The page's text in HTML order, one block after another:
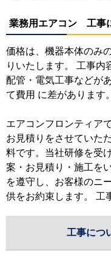
業務用エアコン 工事
価格は、機器本体のみ
りいたします。 工事内
配管・電気工事などが
て費用 に差があります。
エアコンフロンティア
お見積りをさせていた
料です。当社研修を受
案・お見積り・施工を
を遵守し、お客様のニ
供をお約束します。 工
工事につ